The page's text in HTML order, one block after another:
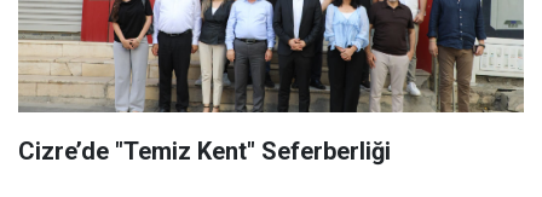
Cizre’de "Temiz Kent" Seferberliği